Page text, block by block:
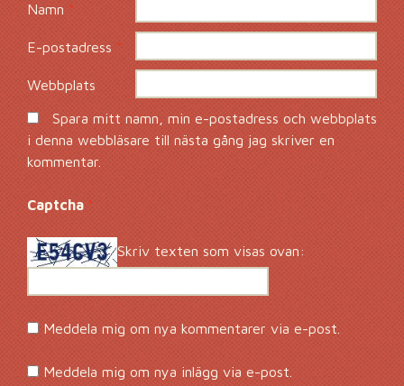
Namn *
E-postadress*
Webbplats
Spara mitt namn, min e-postadress och webbplats
i denna webbläsare till nästa gång jag skriver en
kommentar.
Captcha *
Skriv texten som visas ovan:
Meddela mig om nya kommentarer via e-post.
Meddela mig om nya inlägg via e-post.